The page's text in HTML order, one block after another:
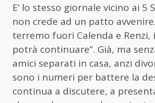
E’ lo stesso giornale vicino ai 5
non crede ad un patto
terremo fuori Calenda e Renzi,
potrà continuare”. Già, ma
amici separati in casa, anzi
sono i numeri per battere la
continua a discutere, a